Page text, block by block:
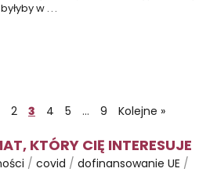
w
2 3 4 5 … 9 Kolejne »
KTÓRY CIĘ INTERESUJE
/ covid / dofinansowanie UE /